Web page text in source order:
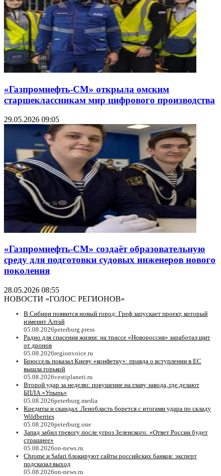
«Газпромнефть-СМ» открыла омским
старшеклассникам мир цифрового производства
29.05.2026 09:05
«Газпромнефть-СМ» создаёт образовательную
среду для подготовки судовых инженеров нового
поколения
28.05.2026 08:55
НОВОСТИ «ГОЛОС РЕГИОНОВ»
В Сибири появится новый город: Греф запускает проект, который
изменит Алтай
05.08.2026peterburg.press
Радио для спасения жизни: на трассе «Новороссия» заработал щит
от дронов
05.08.2026regionvoice.ru
Брюссель показал Киеву «конфетку»: правда о вступлении в ЕС
вышла горькой
05.08.2026vestiplaneti.ru
Второй удар за неделю: покушение на главу завода, где делают
БПЛА «Упырь»
05.08.2026peterburg.media
Кредиты и скандал: Ленобласть борется с итогами удара по складу
Wildberries
05.08.2026peterburg.one
Запад забил тревогу после угроз Зеленского: «Ответ России будет
страшнее»
05.08.2026on-news.ru
Chrome и Safari блокируют сайты российских банков: эксперт
подсказал выход
05.08.2026on-news.ru